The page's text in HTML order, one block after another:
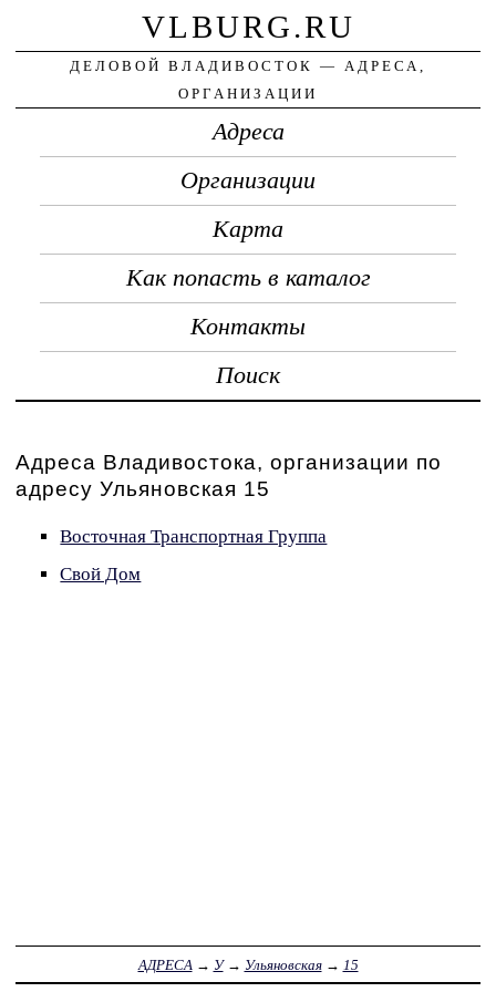
VLBURG.RU
ДЕЛОВОЙ ВЛАДИВОСТОК — АДРЕСА,
ОРГАНИЗАЦИИ
Адреса
Организации
Карта
Как попасть в каталог
Контакты
Поиск
Адреса Владивостока, организации по
адресу Ульяновская 15
Восточная Транспортная Группа
Свой Дом
АДРЕСА → У→ Ульяновская→ 15